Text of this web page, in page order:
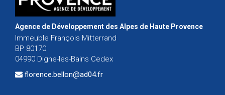
Agence de Développement des Alpes de Haute Provence
Immeuble François Mitterrand
BP 80170
04990 Digne-les-Bains Cedex
florence.bellon@ad04.fr